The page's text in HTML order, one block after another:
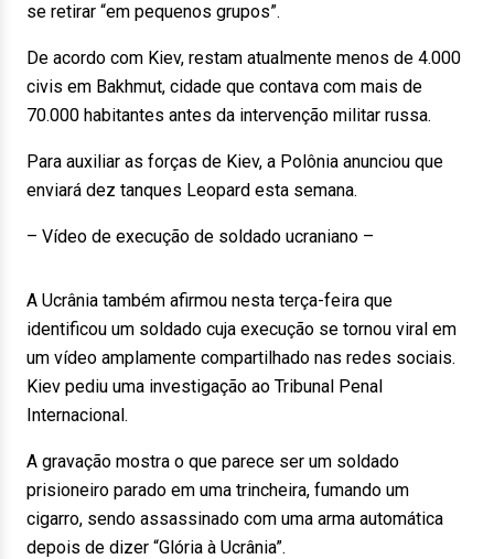
se retirar “em pequenos grupos”.
De acordo com Kiev, restam atualmente menos de 4.000
civis em Bakhmut, cidade que contava com mais de
70.000 habitantes antes da intervenção militar russa.
Para auxiliar as forças de Kiev, a Polônia anunciou que
enviará dez tanques Leopard esta semana.
– Vídeo de execução de soldado ucraniano –
A Ucrânia também afirmou nesta terça-feira que
identificou um soldado cuja execução se tornou viral em
um vídeo amplamente compartilhado nas redes sociais.
Kiev pediu uma investigação ao Tribunal Penal
Internacional.
A gravação mostra o que parece ser um soldado
prisioneiro parado em uma trincheira, fumando um
cigarro, sendo assassinado com uma arma automática
depois de dizer “Glória à Ucrânia”.